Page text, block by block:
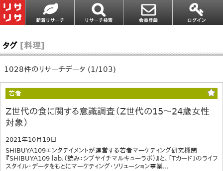
タグ [料理]
1028件のリサーチデータ (1/103)
若者
Z世代の食に関する意識調査（Z世代の15～24歳女性
対象）
2021年10月19日
SHIBUYA109エンタテイメントが運営する若者マーケティング研究機関
『SHIBUYA109 lab.（読み：シブヤイチマルキューラボ）』と、「Tカード」のライフ
スタイル・データをもとにマーケティング・ソリューション事業...